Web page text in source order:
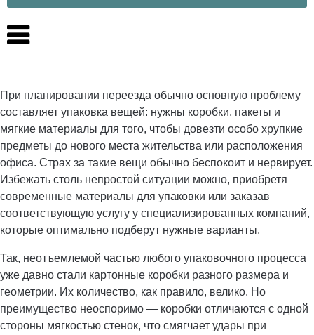
При планировании переезда обычно основную проблему
составляет упаковка вещей: нужны коробки, пакеты и
мягкие материалы для того, чтобы довезти особо хрупкие
предметы до нового места жительства или расположения
офиса. Страх за такие вещи обычно беспокоит и нервирует.
Избежать столь непростой ситуации можно, приобретя
современные материалы для упаковки или заказав
соответствующую услугу у специализированных компаний,
которые оптимально подберут нужные варианты.
Так, неотъемлемой частью любого упаковочного процесса
уже давно стали картонные коробки разного размера и
геометрии. Их количество, как правило, велико. Но
преимущество неоспоримо — коробки отличаются с одной
стороны мягкостью стенок, что смягчает удары при